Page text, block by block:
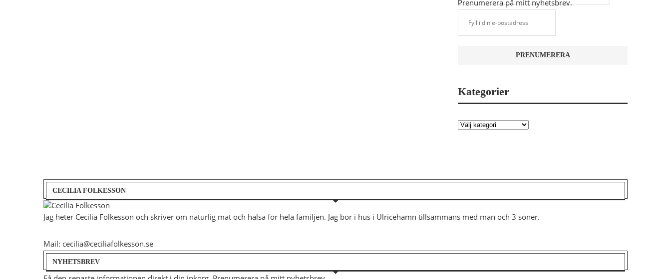
Prenumerera på mitt nyhetsbrev.
Kategorier
CECILIA FOLKESSON
Jag heter Cecilia Folkesson och skriver om naturlig mat och hälsa för hela familjen. Jag bor i hus i Ulricehamn tillsammans med man och 3 söner.
Mail: cecilia@ceciliafolkesson.se
NYHETSBREV